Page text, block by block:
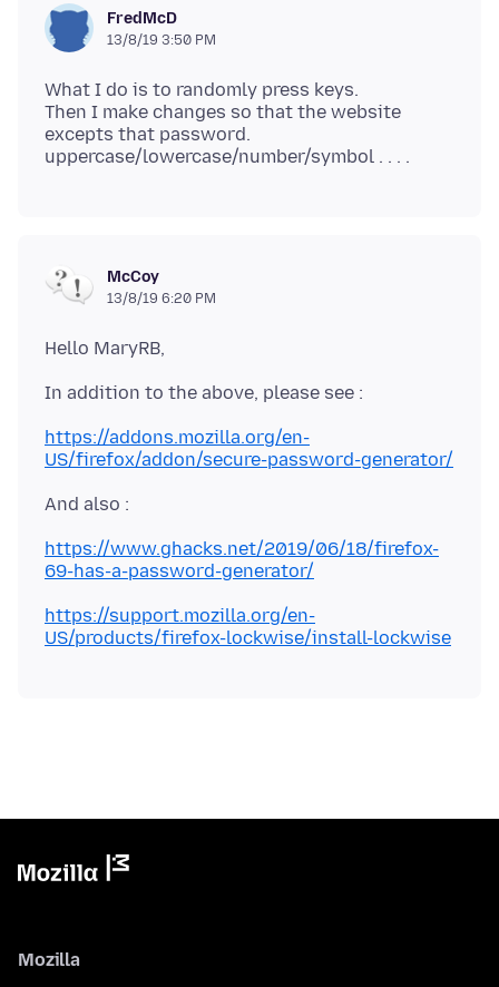
FredMcD
13/8/19 3:50 PM
What I do is to randomly press keys.
Then I make changes so that the website
excepts that password.
McCoy
13/8/19 6:20 PM
https://addons.mozilla.org/en-
US/firefox/addon/secure-password-generator/
https://www.ghacks.net/2019/06/18/firefox-
69-has-a-password-generator/
https://support.mozilla.org/en-
US/products/firefox-lockwise/install-lockwise
Mozilla